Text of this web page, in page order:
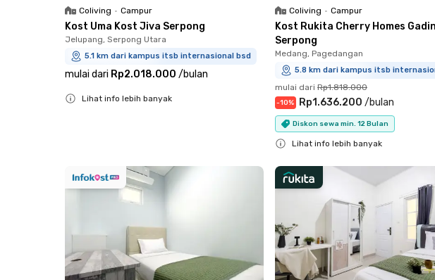
Coliving • Campur
Kost Uma Kost Jiva Serpong
Jelupang, Serpong Utara
5.1 km dari kampus itsb internasional bsd
mulai dari Rp2.018.000 /bulan
Lihat info lebih banyak
Coliving • Campur
Kost Rukita Cherry Homes
Serpong
Medang, Pagedangan
5.8 km dari kampus itsb
mulai dari Rp1.818.000
-10% Rp1.636.200 /bulan
Diskon sewa min. 12 Bulan
Lihat info lebih banyak